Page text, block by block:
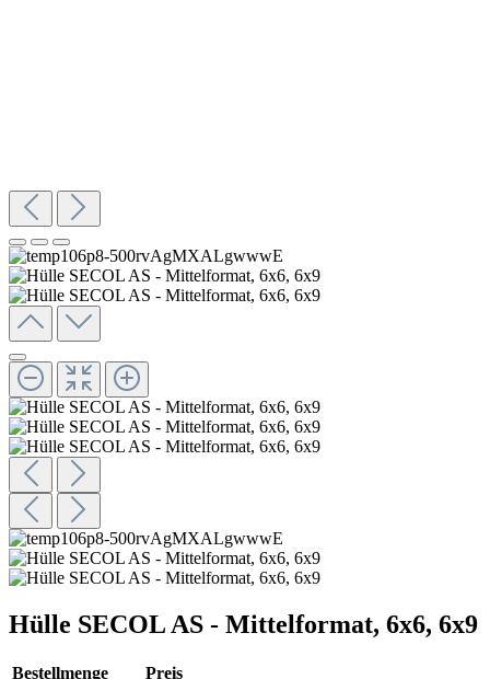
Hülle SECOL AS - Mittelformat, 6x6, 6x9
Bestellmenge Preis